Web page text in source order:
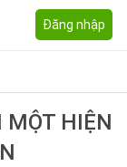
Đăng nhập
HIỆN